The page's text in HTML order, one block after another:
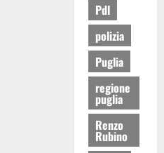
Pdl
polizia
Puglia
regione
puglia
Renzo
Rubino